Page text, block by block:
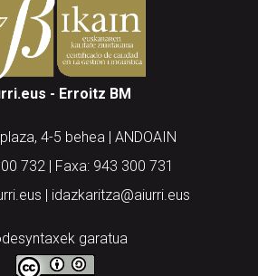
- Erroitz BM
4-5 behea | ANDOAIN
732 | Faxa: 943 300 731
| idazkaritza@aiurri.eus
garatua